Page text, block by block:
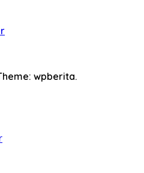
wpberita.